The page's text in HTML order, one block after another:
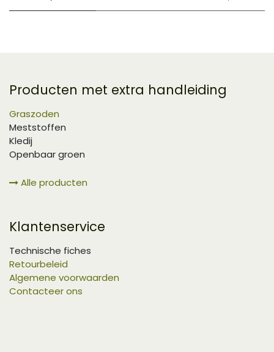
Producten met extra handleiding
Graszoden
Meststoffen
Kledij
Openbaar groen
Alle producten
Klantenservice
Technische fiches
Retourbeleid
Algemene voorwaarden
Contacteer ons